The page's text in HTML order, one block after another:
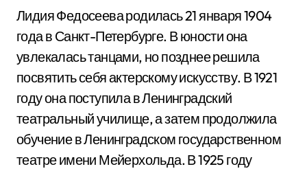
Лидия Федосеева родилась 21 января 1904
года в Санкт-Петербурге. В юности она
увлекалась танцами, но позднее решила
посвятить себя актерскому искусству. В 1921
году она поступила в Ленинградский
театральный училище, а затем продолжила
обучение в Ленинградском государственном
театре имени Мейерхольда. В 1925 году